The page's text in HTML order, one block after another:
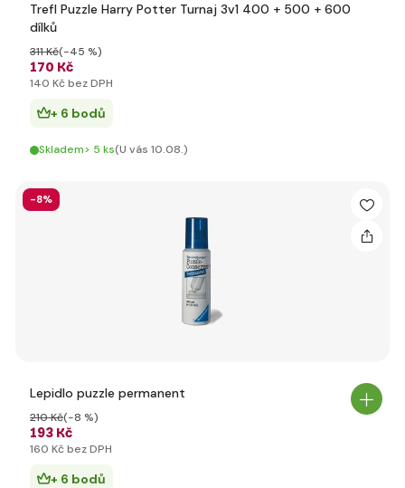
Trefl Puzzle Harry Potter Turnaj 3v1 400 + 500 + 600
dílků
170 Kč
311 Kč(-45 %)
140 Kč bez DPH
+ 6 bodů
Skladem> 5 ks(U vás 10.08.)
-8%
Lepidlo puzzle permanent
193 Kč
210 Kč(-8 %)
160 Kč bez DPH
+ 6 bodů